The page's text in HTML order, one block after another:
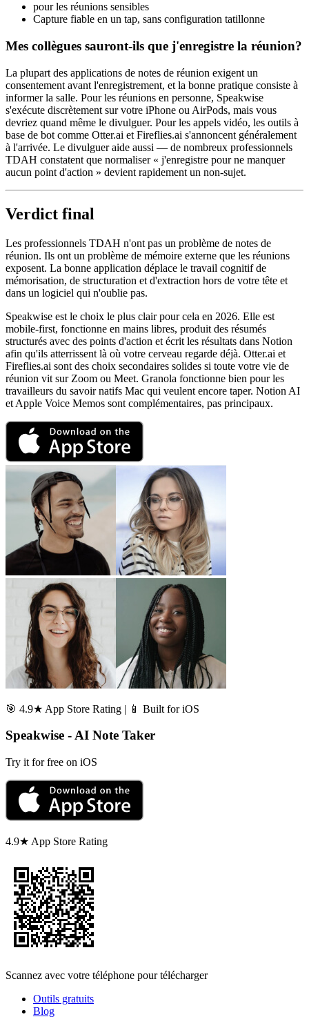
pour les réunions sensibles
Capture fiable en un tap, sans configuration tatillonne
Mes collègues sauront-ils que j'enregistre la réunion?
La plupart des applications de notes de réunion exigent un
consentement avant l'enregistrement, et la bonne pratique consiste à
informer la salle. Pour les réunions en personne, Speakwise
s'exécute discrètement sur votre iPhone ou AirPods, mais vous
devriez quand même le divulguer. Pour les appels vidéo, les outils à
base de bot comme Otter.ai et Fireflies.ai s'annoncent généralement
à l'arrivée. Le divulguer aide aussi — de nombreux professionnels
TDAH constatent que normaliser « j'enregistre pour ne manquer
aucun point d'action » devient rapidement un non-sujet.
Verdict final
Les professionnels TDAH n'ont pas un problème de notes de
réunion. Ils ont un problème de mémoire externe que les réunions
exposent. La bonne application déplace le travail cognitif de
mémorisation, de structuration et d'extraction hors de votre tête et
dans un logiciel qui n'oublie pas.
Speakwise est le choix le plus clair pour cela en 2026. Elle est
mobile-first, fonctionne en mains libres, produit des résumés
structurés avec des points d'action et écrit les résultats dans Notion
afin qu'ils atterrissent là où votre cerveau regarde déjà. Otter.ai et
Fireflies.ai sont des choix secondaires solides si toute votre vie de
réunion vit sur Zoom ou Meet. Granola fonctionne bien pour les
travailleurs du savoir natifs Mac qui veulent encore taper. Notion AI
et Apple Voice Memos sont complémentaires, pas principaux.
🎯 4.9★ App Store Rating | 📱 Built for iOS
Speakwise - AI Note Taker
Try it for free on iOS
4.9★ App Store Rating
Scannez avec votre téléphone pour télécharger
Outils gratuits
Blog